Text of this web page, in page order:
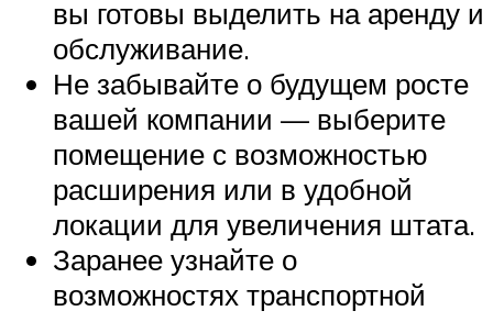
вы готовы выделить на аренду и
обслуживание.
Не забывайте о будущем росте
вашей компании — выберите
помещение с возможностью
расширения или в удобной
локации для увеличения штата.
Заранее узнайте о
возможностях транспортной